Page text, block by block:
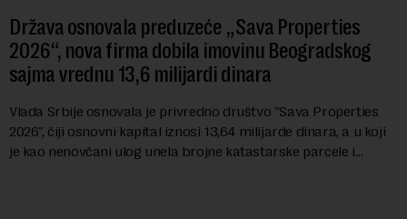
Država osnovala preduzeće „Sava Properties
2026“, nova firma dobila imovinu Beogradskog
sajma vrednu 13,6 milijardi dinara
Vlada Srbije osnovala je privredno društvo "Sava Properties
2026", čiji osnovni kapital iznosi 13,64 milijarde dinara, a u koji
je kao nenovčani ulog unela brojne katastarske parcele i